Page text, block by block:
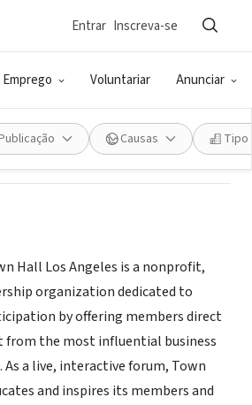
Voluntariar Anunciar
Entrar Inscreva-se
Causas Tipo
Angeles
Hall Los Angeles is a nonprofit,
organization dedicated to
by offering members direct
from the most influential business
a live, interactive forum, Town
and inspires its members and